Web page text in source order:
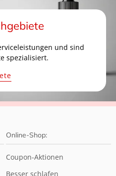
und sind
spezialisiert.
Online-Shop:
Coupon-Aktionen
Besser schlafen